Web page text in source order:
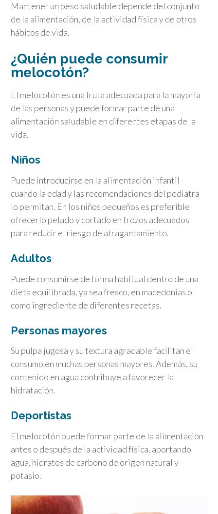
Mantener un peso saludable depende del conjunto
de la alimentación, de la actividad física y de otros
hábitos de vida.
¿Quién puede consumir
melocotón?
El melocotón es una fruta adecuada para la mayoría
de las personas y puede formar parte de una
alimentación saludable en diferentes etapas de la
vida.
Niños
Puede introducirse en la alimentación infantil
cuando la edad y las recomendaciones del pediatra
lo permitan. En los niños pequeños es preferible
ofrecerlo pelado y cortado en trozos adecuados
para reducir el riesgo de atragantamiento.
Adultos
Puede consumirse de forma habitual dentro de una
dieta equilibrada, ya sea fresco, en macedonias o
como ingrediente de diferentes recetas.
Personas mayores
Su pulpa jugosa y su textura agradable facilitan el
consumo en muchas personas mayores. Además, su
contenido en agua contribuye a favorecer la
hidratación.
Deportistas
El melocotón puede formar parte de la alimentación
antes o después de la actividad física, aportando
agua, hidratos de carbono de origen natural y
potasio.